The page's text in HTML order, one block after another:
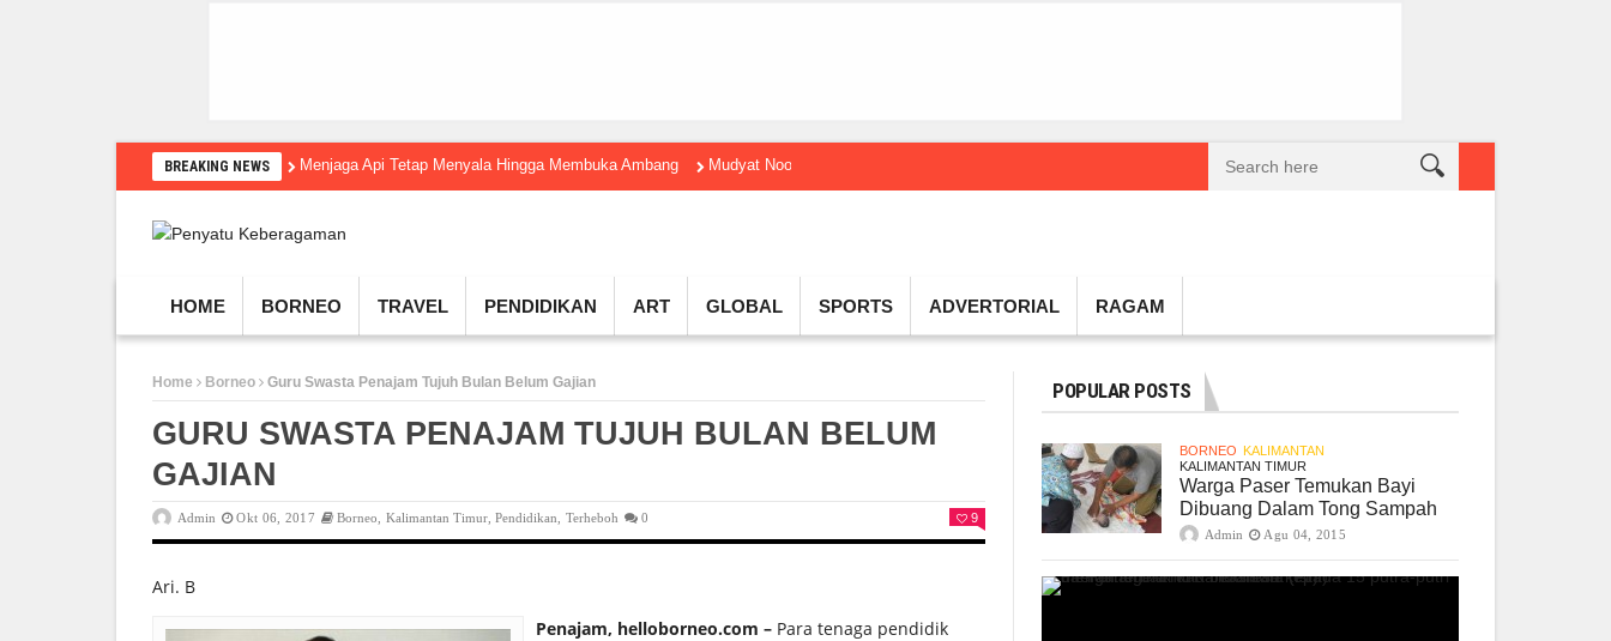
BREAKING NEWS Menjaga Api Tetap Menyala Hingga Membuka Ambang Mudyat Noor Temui Menteri Ekraf, Dorong Ekonomi Kreatif Lokal Naik Kelas Gembel PPU dan IGTKI Penajam Sukses Gelar
HOME BORNEO TRAVEL PENDIDIKAN ART GLOBAL SPORTS ADVERTORIAL RAGAM
Home Borneo Guru Swasta Penajam Tujuh Bulan Belum Gajian
GURU SWASTA PENAJAM TUJUH BULAN BELUM
GAJIAN
Admin Okt 06, 2017 Borneo Kalimantan Timur,Pendidikan ,Terheboh 0 9
Ari. B
Penajam, helloborneo.com – Para tenaga pendidik
POPULAR POSTS
BORNEO KALIMANTAN
KALIMANTAN TIMUR
Warga Paser Temukan Bayi
Dibuang Dalam Tong Sampah
Admin Agu 04, 2015